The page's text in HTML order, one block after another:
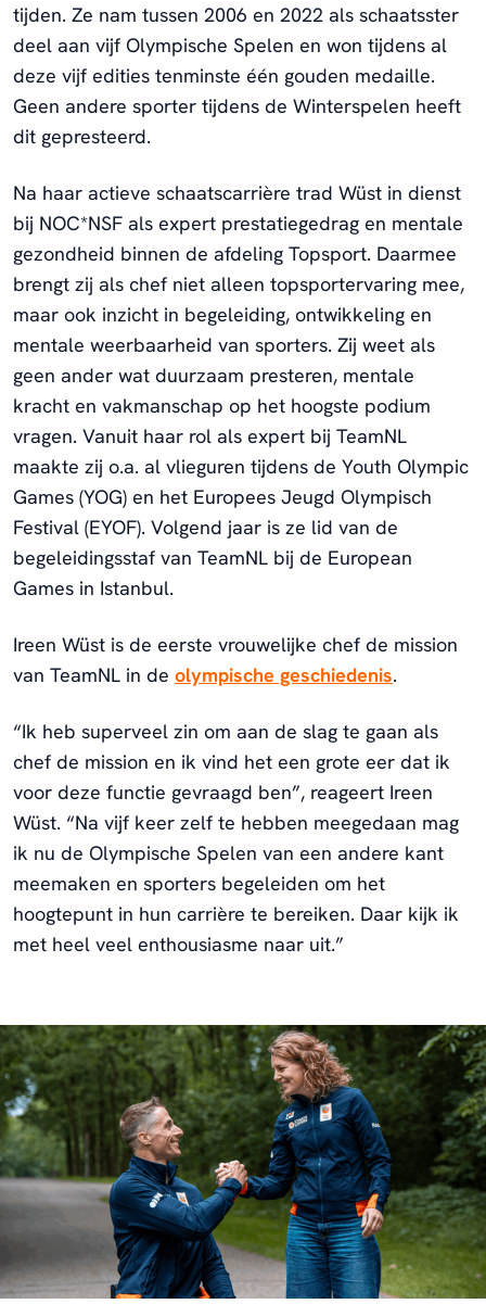
tijden. Ze nam tussen 2006 en 2022 als schaatsster
deel aan vijf Olympische Spelen en won tijdens al
deze vijf edities tenminste één gouden medaille.
Geen andere sporter tijdens de Winterspelen heeft
dit gepresteerd.
Na haar actieve schaatscarrière trad Wüst in dienst
bij NOC*NSF als expert prestatiegedrag en mentale
gezondheid binnen de afdeling Topsport. Daarmee
brengt zij als chef niet alleen topsportervaring mee,
maar ook inzicht in begeleiding, ontwikkeling en
mentale weerbaarheid van sporters. Zij weet als
geen ander wat duurzaam presteren, mentale
kracht en vakmanschap op het hoogste podium
vragen. Vanuit haar rol als expert bij TeamNL
maakte zij o.a. al vlieguren tijdens de Youth Olympic
Games (YOG) en het Europees Jeugd Olympisch
Festival (EYOF). Volgend jaar is ze lid van de
begeleidingsstaf van TeamNL bij de European
Games in Istanbul.
Ireen Wüst is de eerste vrouwelijke chef de mission
van TeamNL in de olympische geschiedenis.
“Ik heb superveel zin om aan de slag te gaan als
chef de mission en ik vind het een grote eer dat ik
voor deze functie gevraagd ben”, reageert Ireen
Wüst. “Na vijf keer zelf te hebben meegedaan mag
ik nu de Olympische Spelen van een andere kant
meemaken en sporters begeleiden om het
hoogtepunt in hun carrière te bereiken. Daar kijk ik
met heel veel enthousiasme naar uit.”